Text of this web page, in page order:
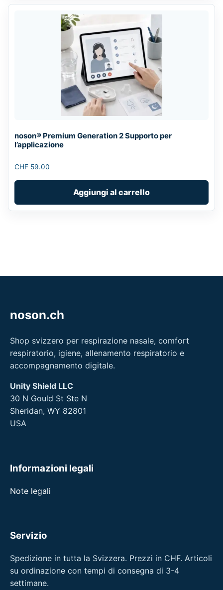
noson® Premium Generation 2 Supporto per
l’applicazione
CHF 59.00
Aggiungi al carrello
noson.ch
Shop svizzero per respirazione nasale, comfort
respiratorio, igiene, allenamento respiratorio e
accompagnamento digitale.
Unity Shield LLC
30 N Gould St Ste N
Sheridan, WY 82801
USA
Informazioni legali
Note legali
Servizio
Spedizione in tutta la Svizzera. Prezzi in CHF. Articoli
su ordinazione con tempi di consegna di 3-4
settimane.